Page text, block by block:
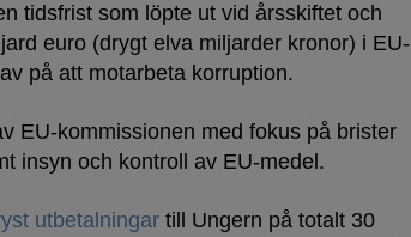
tidsfrist som löpte ut vid årsskiftet och
euro (drygt elva miljarder kronor) i EU-
på att motarbeta korruption.
EU-kommissionen med fokus på brister
insyn och kontroll av EU-medel.
utbetalningar till Ungern på totalt 30